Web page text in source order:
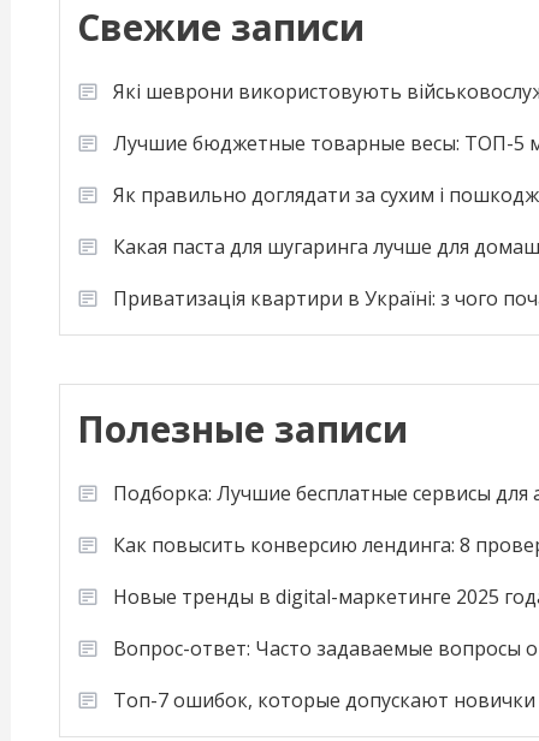
Свежие записи
Які шеврони використовують
Лучшие бюджетные товарные весы: ТОП-5
Як правильно доглядати за сухим і
Какая паста для шугаринга лучше для
Приватизація квартири в Україні: з чого
Полезные записи
Подборка: Лучшие бесплатные сервисы
Как повысить конверсию лендинга: 8
Новые тренды в digital-маркетинге 2025
Вопрос-ответ: Часто задаваемые вопросы
Топ-7 ошибок, которые допускают